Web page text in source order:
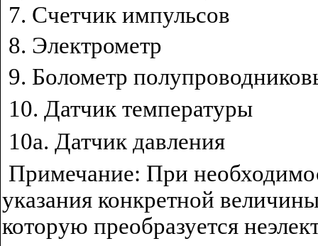
7. Счетчик импульсов
8. Электрометр
9. Болометр
10. Датчик температуры
10а. Датчик давления
Примечание: При
указания конкретной
которую преобразуется